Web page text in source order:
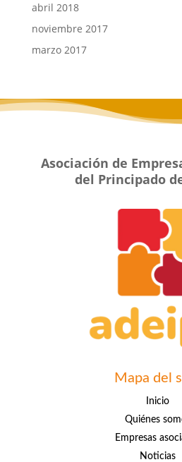
abril 2018
noviembre 2017
marzo 2017
Asociación de
del Principado
Mapa del
Inicio
Quiénes
Empresas
Noticias